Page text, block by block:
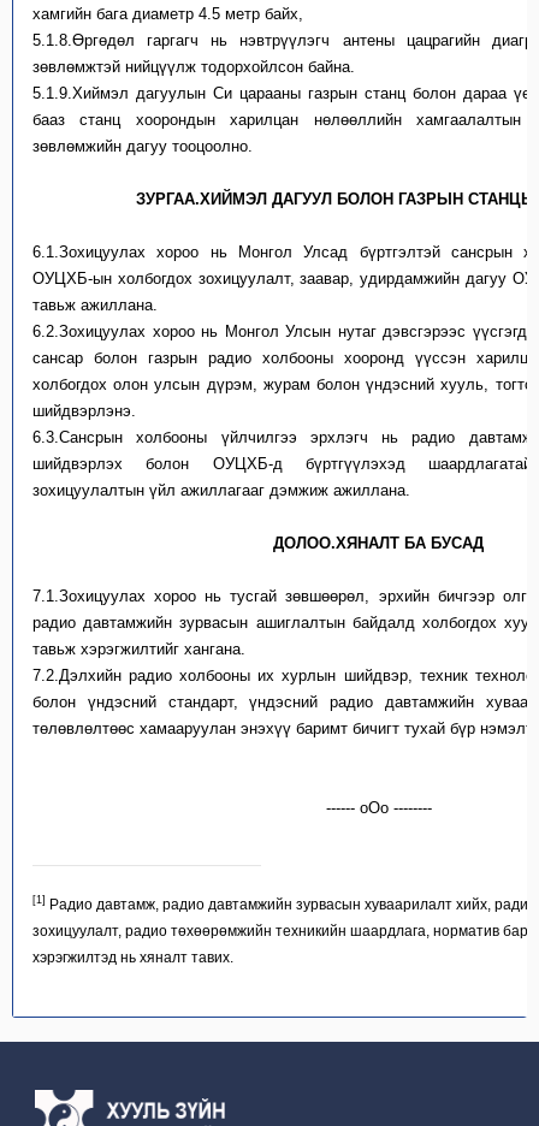
хамгийн бага диаметр 4.5 метр байх,
5.1.8.Өргөдөл гаргагч нь нэвтрүүлэгч антены цацрагийн
зөвлөмжтэй нийцүүлж тодорхойлсон байна.
5.1.9.Хиймэл дагуулын Си царааны газрын станц болон дараа
бааз станц хоорондын харилцан нөлөөллийн
зөвлөмжийн дагуу тооцоолно.
ЗУРГАА.ХИЙМЭЛ ДАГУУЛ БОЛОН ГАЗРЫН
6.1.Зохицуулах хороо нь Монгол Улсад бүртгэлтэй сансрын
ОУЦХБ-ын холбогдох зохицуулалт, заавар, удирдамжийн дагуу
тавьж ажиллана.
6.2.Зохицуулах хороо нь Монгол Улсын нутаг дэвсгэрээс
сансар болон газрын радио холбооны хооронд үүссэн
холбогдох олон улсын дүрэм, журам болон үндэсний хууль,
шийдвэрлэнэ.
6.3.Сансрын холбооны үйлчилгээ эрхлэгч нь радио
шийдвэрлэх болон ОУЦХБ-д бүртгүүлэхэд
зохицуулалтын үйл ажиллагааг дэмжиж ажиллана.
ДОЛОО.ХЯНАЛТ БА БУСАД
7.1.Зохицуулах хороо нь тусгай зөвшөөрөл, эрхийн бичгээр
радио давтамжийн зурвасын ашиглалтын байдалд холбогдох
тавьж хэрэгжилтийг хангана.
7.2.Дэлхийн радио холбооны их хурлын шийдвэр, техник
болон үндэсний стандарт, үндэсний радио давтамжийн
төлөвлөлтөөс хамааруулан энэхүү баримт бичигт тухай бүр
------ oOo --------
[1]
Радио давтамж, радио давтамжийн зурвасын хуваарилалт хийх,
зохицуулалт, радио төхөөрөмжийн техникийн шаардлага, норматив
хэрэгжилтэд нь хяналт тавих.